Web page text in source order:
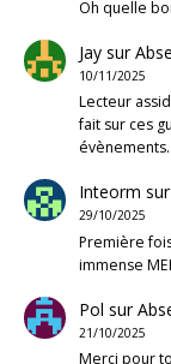
Oh quelle
Jaysur
10/11/2025
Lecteur
fait sur ces
Inteorm sur
29/10/2025
Première
immense
Pol sur
21/10/2025
Merci pour